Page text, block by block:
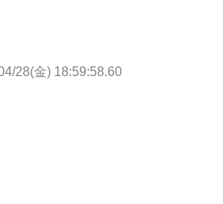
28(金) 18:59:58.60